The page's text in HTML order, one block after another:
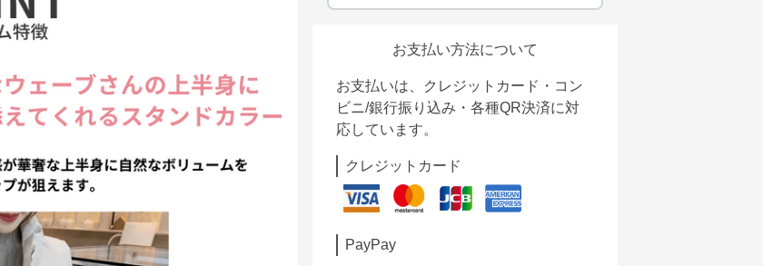
お支払い方法について
お支払いは、クレジットカード・コン
ビニ/銀行振り込み・各種QR決済に対
応しています。
クレジットカード
PayPay